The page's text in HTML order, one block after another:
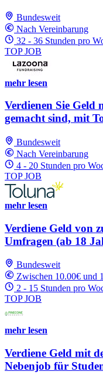
Bundesweit
Nach Vereinbarung
32 - 36 Stunden pro
TOP JOB
mehr lesen
Verdienen Sie
gemacht sind, mit
Bundesweit
Nach Vereinbarung
4 - 20 Stunden pro
TOP JOB
mehr lesen
Verdiene Geld von
Umfragen (ab 18
Bundesweit
Zwischen 10.00€ und
2 - 15 Stunden pro
TOP JOB
mehr lesen
Verdiene Geld mit
Nebenjob für